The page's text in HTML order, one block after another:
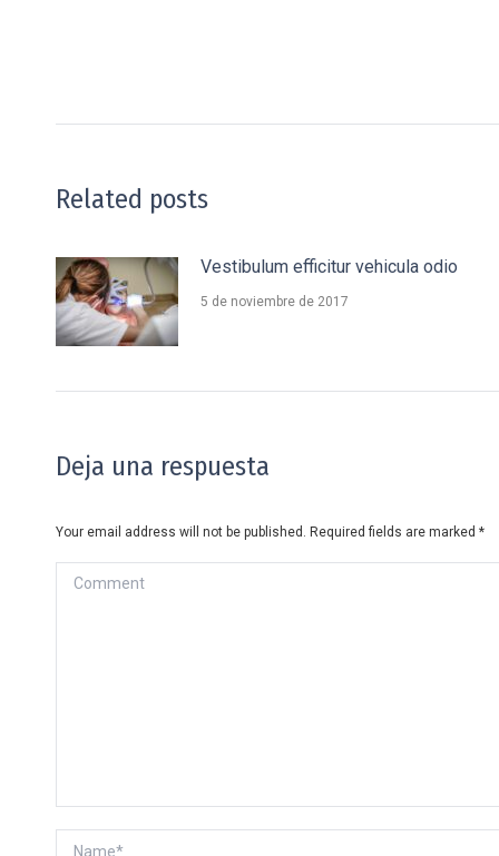
Related posts
Vestibulum efficitur vehicula odio
5 de noviembre de 2017
Deja una respuesta
Your email address will not be published. Required fields are marked *
Comment
Name *